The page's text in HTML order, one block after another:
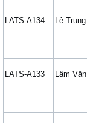
LATS-A134 Lê Trung
LATS-A133 Lâm Văn